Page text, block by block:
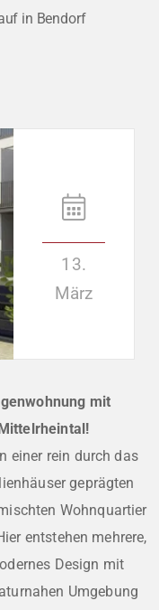
in Bendorf
13.
März
mit
einer rein durch das
geprägten
Wohnquartier
entstehen mehrere,
Design mit
Umgebung